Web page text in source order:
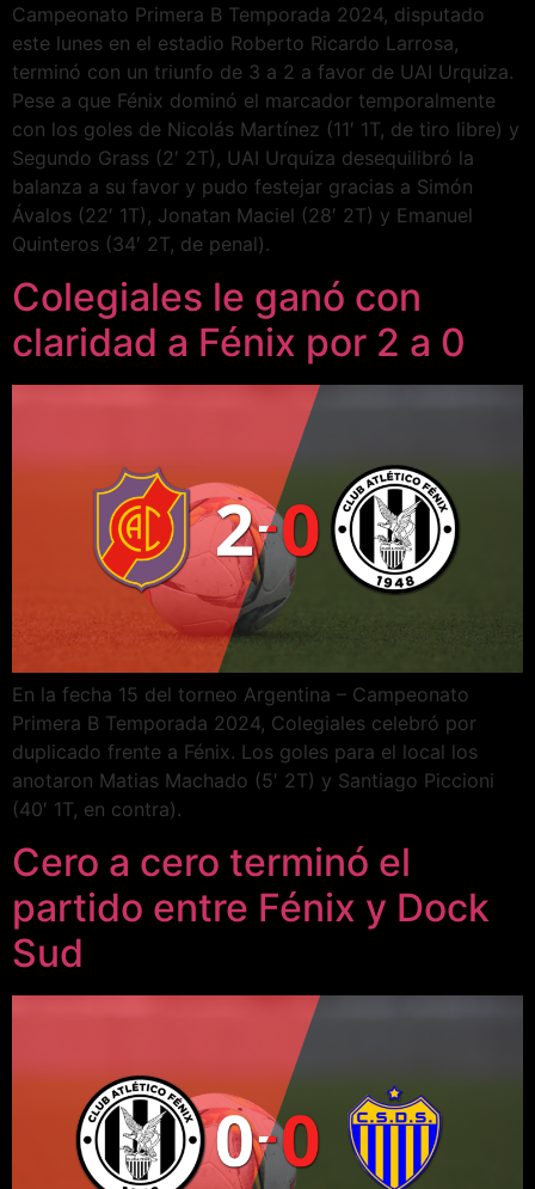
Campeonato Primera B Temporada 2024, disputado
este lunes en el estadio Roberto Ricardo Larrosa,
terminó con un triunfo de 3 a 2 a favor de UAI Urquiza.
Pese a que Fénix dominó el marcador temporalmente
con los goles de Nicolás Martínez (11′ 1T, de tiro libre) y
Segundo Grass (2′ 2T), UAI Urquiza desequilibró la
balanza a su favor y pudo festejar gracias a Simón
Ávalos (22′ 1T), Jonatan Maciel (28′ 2T) y Emanuel
Quinteros (34′ 2T, de penal).
Colegiales le ganó con
claridad a Fénix por 2 a 0
En la fecha 15 del torneo Argentina – Campeonato
Primera B Temporada 2024, Colegiales celebró por
duplicado frente a Fénix. Los goles para el local los
anotaron Matias Machado (5′ 2T) y Santiago Piccioni
(40′ 1T, en contra).
Cero a cero terminó el
partido entre Fénix y Dock
Sud